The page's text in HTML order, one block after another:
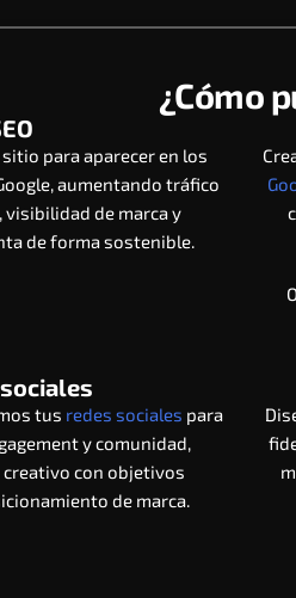
¿Cómo
sitio para aparecer en los
aumentando tráfico
de marca y
de forma sostenible.
tus redes sociales para
y comunidad,
con objetivos
de marca.